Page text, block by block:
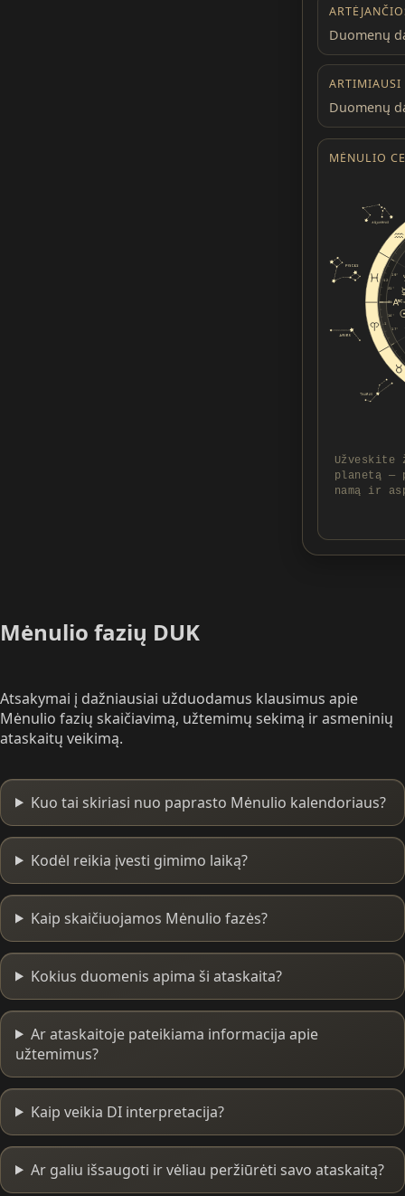
Duomenų
Duomenų
MĖNULIO
1
12
14°
21°
19°
17°
0°
Užveskite
planetą —
namą ir
Mėnulio fazių DUK
Atsakymai į dažniausiai užduodamus klausimus apie
Mėnulio fazių skaičiavimą, užtemimų sekimą ir asmeninių
ataskaitų veikimą.
Kuo tai skiriasi nuo paprasto Mėnulio kalendoriaus?
Kodėl reikia įvesti gimimo laiką?
Kaip skaičiuojamos Mėnulio fazės?
Kokius duomenis apima ši ataskaita?
Ar ataskaitoje pateikiama informacija apie
užtemimus?
Kaip veikia DI interpretacija?
Ar galiu išsaugoti ir vėliau peržiūrėti savo ataskaitą?